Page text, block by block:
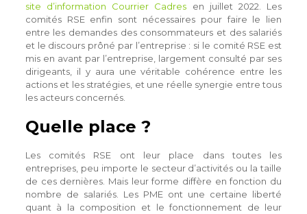
site d’information Courrier Cadres en juillet 2022. Les
comités RSE enfin sont nécessaires pour faire le lien
entre les demandes des consommateurs et des salariés
et le discours prôné par l’entreprise : si le comité RSE est
mis en avant par l’entreprise, largement consulté par ses
dirigeants, il y aura une véritable cohérence entre les
actions et les stratégies, et une réelle synergie entre tous
les acteurs concernés.
Quelle place ?
Les comités RSE ont leur place dans toutes les
entreprises, peu importe le secteur d’activités ou la taille
de ces dernières. Mais leur forme diffère en fonction du
nombre de salariés. Les PME ont une certaine liberté
quant à la composition et le fonctionnement de leur